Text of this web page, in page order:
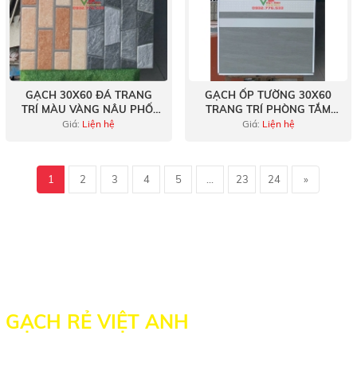
GẠCH 30X60 ĐÁ TRANG
TRÍ MÀU VÀNG NÂU PHỐI
XÁM VÂN ĐÁ VIỆT NAM
Giá: Liện hệ
GẠCH ỐP TƯỜNG 30X60
TRANG TRÍ PHÒNG TẮM
THOÁNG MÁT
Giá: Liện hệ
1 2 3 4 5 23 24 »
GẠCH RẺ VIỆT ANH